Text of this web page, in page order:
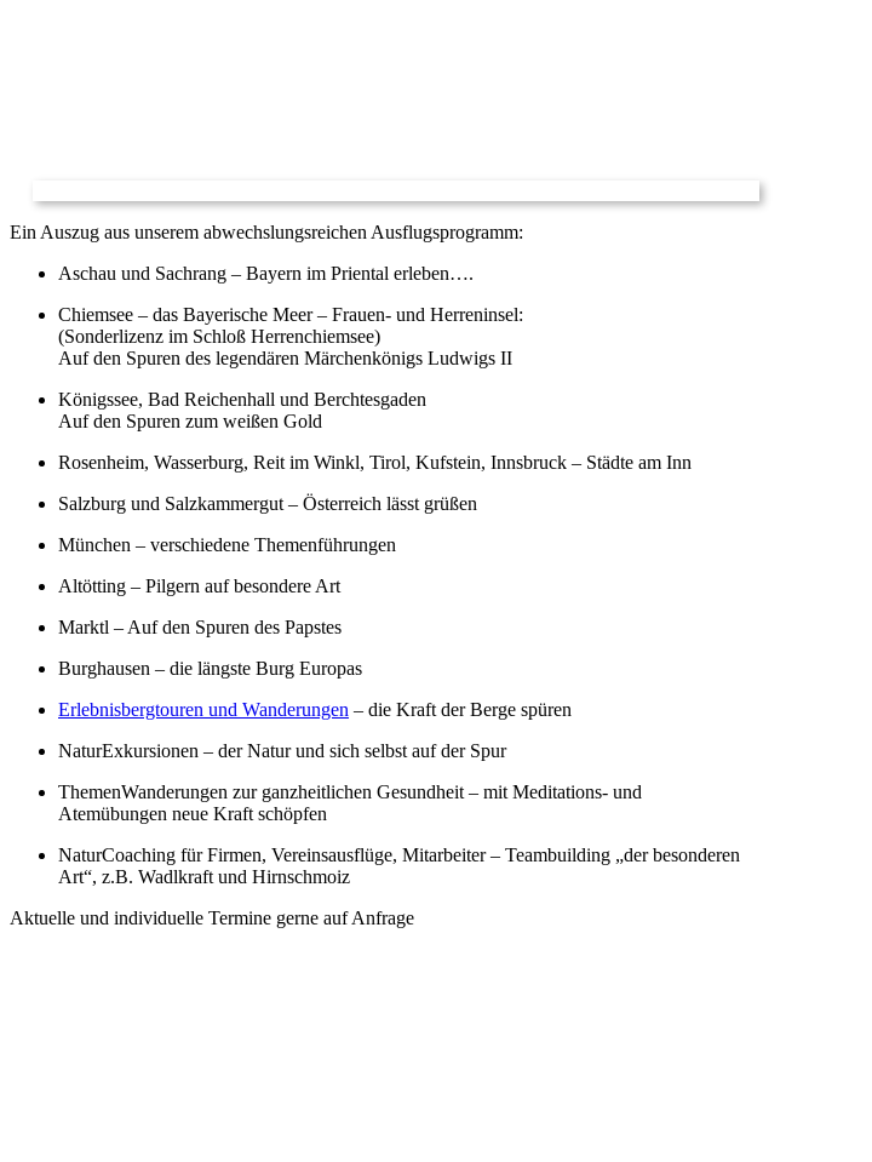
Ein Auszug aus unserem abwechslungsreichen Ausflugsprogramm:
Aschau und Sachrang – Bayern im Priental erleben….
Chiemsee – das Bayerische Meer – Frauen- und Herreninsel:
(Sonderlizenz im Schloß Herrenchiemsee)
Auf den Spuren des legendären Märchenkönigs Ludwigs II
Königssee, Bad Reichenhall und Berchtesgaden
Auf den Spuren zum weißen Gold
Rosenheim, Wasserburg, Reit im Winkl, Tirol, Kufstein, Innsbruck – Städte am Inn
Salzburg und Salzkammergut – Österreich lässt grüßen
München – verschiedene Themenführungen
Altötting – Pilgern auf besondere Art
Marktl – Auf den Spuren des Papstes
Burghausen – die längste Burg Europas
Erlebnisbergtouren und Wanderungen – die Kraft der Berge spüren
NaturExkursionen – der Natur und sich selbst auf der Spur
ThemenWanderungen zur ganzheitlichen Gesundheit – mit Meditations- und
Atemübungen neue Kraft schöpfen
NaturCoaching für Firmen, Vereinsausflüge, Mitarbeiter – Teambuilding „der besonderen
Art“, z.B. Wadlkraft und Hirnschmoiz
Aktuelle und individuelle Termine gerne auf Anfrage